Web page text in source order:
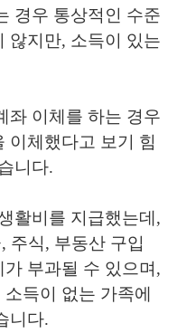
경우 통상적인 수준
않지만, 소득이 있는
좌 이체를 하는 경우
이체했다고 보기 힘
니다.
활비를 지급했는데,
주식, 부동산 구입
부과될 수 있으며,
득이 없는 가족에
니다.